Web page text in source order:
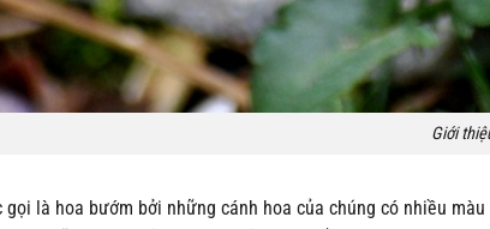
Giới
gọi là hoa bướm bởi những cánh hoa của chúng có nhiều